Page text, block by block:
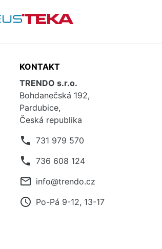
KONTAKT
TRENDO s.r.o.
Bohdanečská 192,
Pardubice,
Česká republika
phone 731 979 570
phone 736 608 124
mail_outline info@trendo.cz
access_time Po-Pá 9-12, 13-17